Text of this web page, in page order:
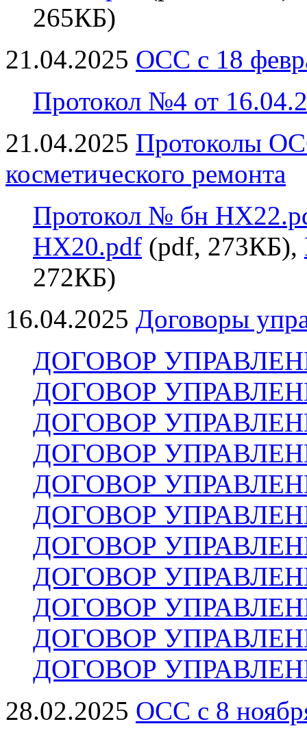
265КБ)
21.04.2025 ОСС с 18
Протокол №4 от
21.04.2025 Протоколы
косметического ремонта
Протокол № бн
НХ20.pdf (pdf, 273КБ),
272КБ)
16.04.2025 Договоры
ДОГОВОР
ДОГОВОР
ДОГОВОР
ДОГОВОР
ДОГОВОР
ДОГОВОР
ДОГОВОР
ДОГОВОР
ДОГОВОР
ДОГОВОР
ДОГОВОР
28.02.2025 ОСС с 8